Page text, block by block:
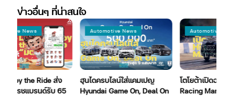
ข่าวอื่นๆ ที่น่าสนใจ
Ride ส่ง
รนด์รับ 65
Automotive News
ฮุนไดครบไลน์ใส่แคมเปญ
Hyundai Game On, Deal On
Automotive News
โตโยต้าเปิดฉาก Hilux
Racing Mania 2026